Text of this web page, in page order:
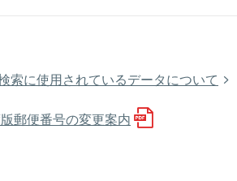
索に使用されているデータについて
郵便番号の変更案内